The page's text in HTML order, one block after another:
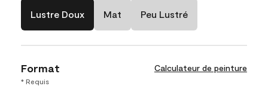
Lustre Doux Mat Peu Lustré
Format Calculateur de peinture
* Requis